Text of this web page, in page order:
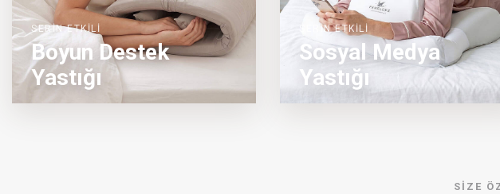
SERİN ETKİLİ
Boyun Destek
Yastığı
SERİN ETKİLİ
Sosyal Medya
Yastığı
SİZE